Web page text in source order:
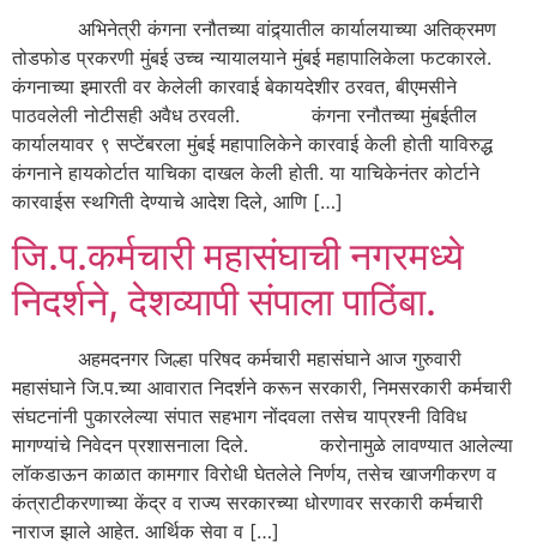
अभिनेत्री कंगना रनौतच्या वांद्र्यातील कार्यालयाच्या अतिक्रमण
तोडफोड प्रकरणी मुंबई उच्च न्यायालयाने मुंबई महापालिकेला फटकारले.
कंगनाच्या इमारती वर केलेली कारवाई बेकायदेशीर ठरवत, बीएमसीने
पाठवलेली नोटीसही अवैध ठरवली. कंगना रनौतच्या मुंबईतील
कार्यालयावर ९ सप्टेंबरला मुंबई महापालिकेने कारवाई केली होती याविरुद्ध
कंगनाने हायकोर्टात याचिका दाखल केली होती. या याचिकेनंतर कोर्टाने
कारवाईस स्थगिती देण्याचे आदेश दिले, आणि […]
जि.प.कर्मचारी महासंघाची नगरमध्ये
निदर्शने, देशव्यापी संपाला पाठिंबा.
अहमदनगर जिल्हा परिषद कर्मचारी महासंघाने आज गुरुवारी
महासंघाने जि.प.च्या आवारात निदर्शने करून सरकारी, निमसरकारी कर्मचारी
संघटनांनी पुकारलेल्या संपात सहभाग नोंदवला तसेच याप्रश्नी विविध
मागण्यांचे निवेदन प्रशासनाला दिले. करोनामुळे लावण्यात आलेल्या
लॉकडाऊन काळात कामगार विरोधी घेतलेले निर्णय, तसेच खाजगीकरण व
कंत्राटीकरणाच्या केंद्र व राज्य सरकारच्या धोरणावर सरकारी कर्मचारी
नाराज झाले आहेत. आर्थिक सेवा व […]